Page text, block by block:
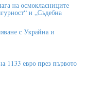
на осмокласниците
и „Съдебна
с Украйна и
1133 евро през първото